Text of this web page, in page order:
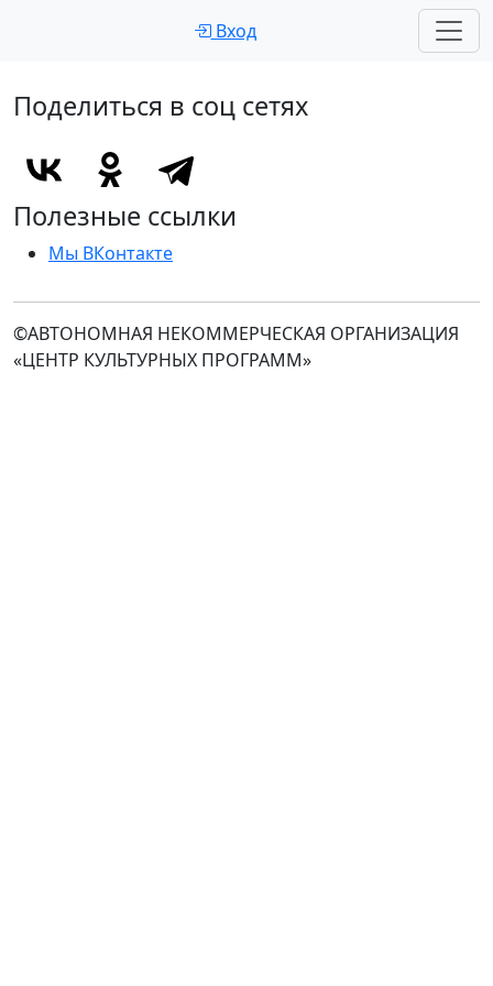
Вход
Поделиться в соц сетях
Полезные ссылки
Мы ВКонтакте
©АВТОНОМНАЯ НЕКОММЕРЧЕСКАЯ ОРГАНИЗАЦИЯ
«ЦЕНТР КУЛЬТУРНЫХ ПРОГРАММ»